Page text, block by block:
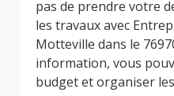
pas de prendre votre
les travaux avec
Motteville dans le
information, vous
budget et organiser